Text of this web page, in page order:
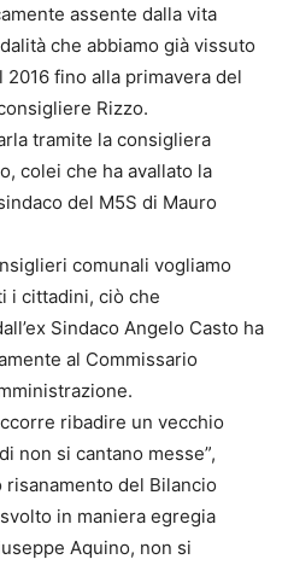
assente dalla vita
che abbiamo già vissuto
2016 fino alla primavera del
Rizzo.
tramite la consigliera
colei che ha avallato la
del M5S di Mauro
comunali vogliamo
i cittadini, ciò che
Sindaco Angelo Casto ha
al Commissario
ribadire un vecchio
non si cantano messe”,
del Bilancio
in maniera egregia
Aquino, non si